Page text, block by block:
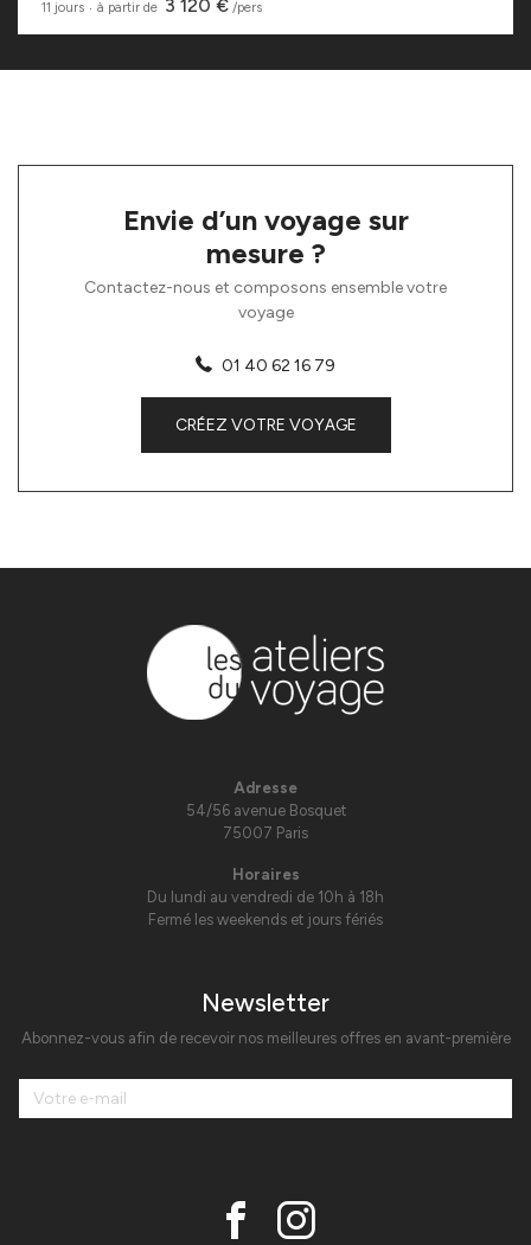
11 jours ‧ à partir de 3 120 € /pers
Envie d’un voyage sur
mesure ?
Contactez-nous et composons ensemble votre
voyage
01 40 62 16 79
CRÉEZ VOTRE VOYAGE
Adresse
54/56 avenue Bosquet
75007 Paris
Horaires
Du lundi au vendredi de 10h à 18h
Fermé les weekends et jours fériés
Newsletter
Abonnez-vous afin de recevoir nos meilleures offres en avant-première